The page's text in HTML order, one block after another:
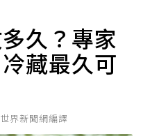
久？專家
藏最久可
界新聞網編譯